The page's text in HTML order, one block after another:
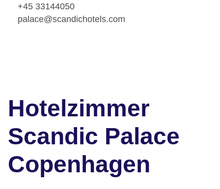
+45 33144050
palace@scandichotels.com
Hotelzimmer
Scandic Palace
Copenhagen